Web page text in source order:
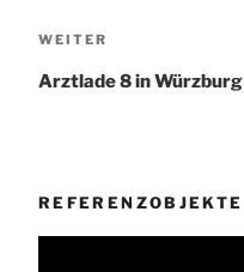
Nächster
WEITER
Arztlade 8 in Würzburg
REFERENZOBJEKTE